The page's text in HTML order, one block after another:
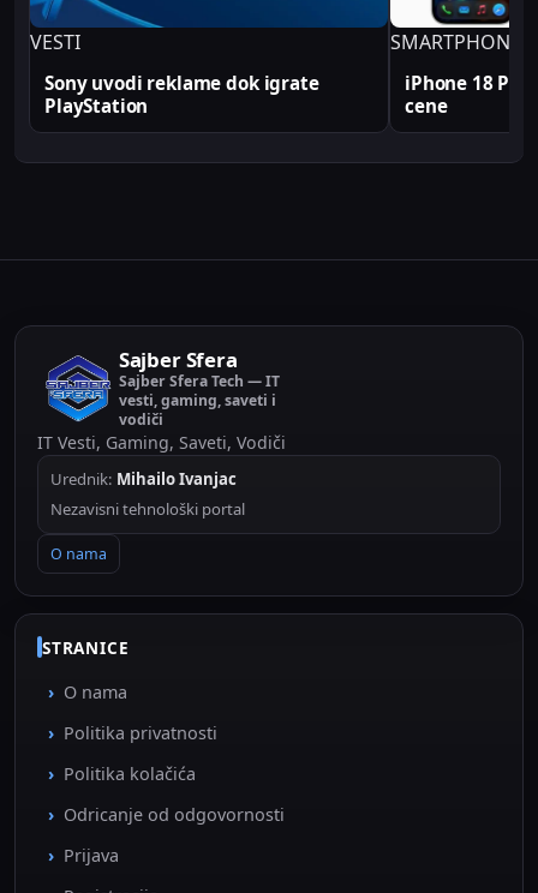
VESTI
Sony uvodi reklame dok igrate
PlayStation
SMARTPHONE
iPhone 18 Pro
cene
Sajber Sfera
Sajber Sfera Tech — IT
vesti, gaming, saveti i
vodiči
IT Vesti, Gaming, Saveti, Vodiči
Urednik: Mihailo Ivanjac
Nezavisni tehnološki portal
O nama
STRANICE
O nama
Politika privatnosti
Politika kolačića
Odricanje od odgovornosti
Prijava